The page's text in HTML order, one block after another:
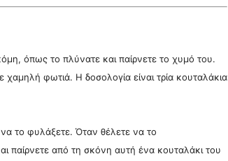
όπως το πλύνατε και παίρνετε το χυμό του.
χαμηλή φωτιά. Η δοσολογία είναι τρία κουταλάκια
το φυλάξετε. Όταν θέλετε να το
παίρνετε από τη σκόνη αυτή ένα κουταλάκι του